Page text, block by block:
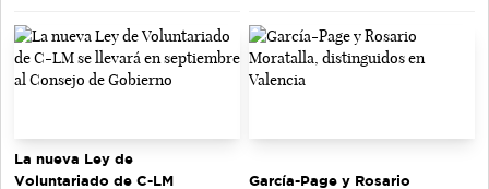
La nueva Ley de
Voluntariado de C-LM
García-Page y Rosario